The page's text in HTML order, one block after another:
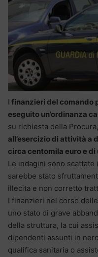
I finanzieri del comando
eseguito un’ordinanza
su richiesta della
all’esercizio di attività a
circa centomila euro e di
Le indagini sono scattate
sarebbe stato
illecita e non corretto
I finanzieri nel corso
uno stato di grave
della struttura, la cui
dipendenti assunti in
qualifica sanitaria o